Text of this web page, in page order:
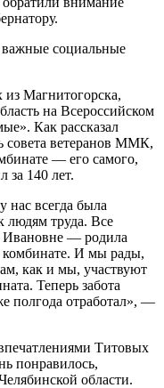
важные социальные
из Магнитогорска,
на Всероссийском
Как рассказал
совета ветеранов ММК,
— его самого,
за 140 лет.
нас всегда была
людям труда. Все
Ивановне — родила
комбинате. И мы рады,
как и мы, участвуют
Теперь забота
полгода отработал», —
Титовых
понравилось,
области.